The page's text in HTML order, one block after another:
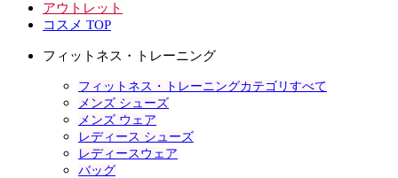
アウトレット
コスメ TOP
フィットネス・トレーニング
フィットネス・トレーニングカテゴリすべて
メンズ シューズ
メンズ ウェア
レディース シューズ
レディースウェア
バッグ